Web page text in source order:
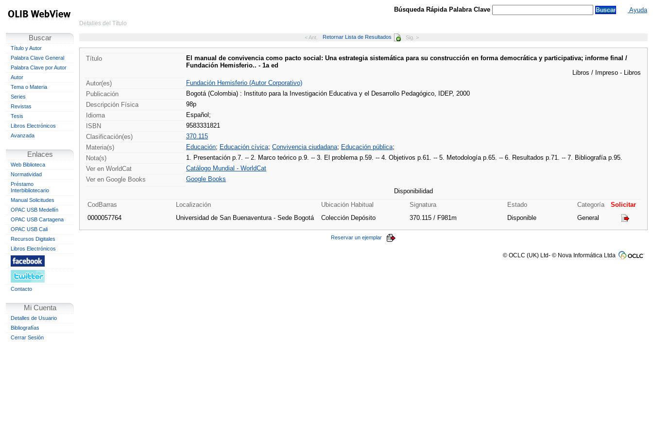
Buscar
Título y Autor
Palabra Clave General
Palabra Clave por Autor
Autor
Tema o Materia
Series
Revistas
Tesis
Libros Electrónicos
Avanzada
Enlaces
Web Biblioteca
Normatividad
Préstamo
Interbibliotecario
Manual Solicitudes
OPAC USB Medellín
OPAC USB Cartagena
OPAC USB Cali
Recursos Digitales
Libros Electrónicos
Contacto
Mi Cuenta
Detalles de Usuario
Bibliografías
Cerrar Sesión
Búsqueda Rápida Palabra Clave Ayuda
Detalles del Título
< Ant. Retornar Lista de Resultados Sig. >
Título
El manual de convivencia como pacto social: Una estrategia sistemática para su construcción en forma democrática y participativa; informe final /
Fundación Hemisferio.. - 1a ed
Libros / Impreso - Libros
Autor(es)
Fundación Hemisferio (Autor Corporativo)
Publicación
Bogotá (Colombia) : Instituto para la Investigación Educativa y el Desarrollo Pedagógico, IDEP, 2000
Descripción Física
98p
Idioma
Español;
ISBN
9583331821
Clasificación(es)
370.115
Materia(s)
Educación; Educación cívica; Convivencia ciudadana; Educación pública;
Nota(s)
1. Presentación p.7. -- 2. Marco teórico p.9. -- 3. El problema p.59. -- 4. Objetivos p.61. -- 5. Metodología p.65. -- 6. Resultados p.71. -- 7. Bibliografía p.95.
Ver en WorldCat
Catálogo Mundial - WorldCat
Ver en Google Books
Google Books
Disponibilidad
CodBarras
Localización Ubicación Habitual Signatura Estado Categoría
Solicitar
0000057764
Universidad de San Buenaventura - Sede Bogotá Colección Depósito 370.115 / F981m Disponible General
Reservar un ejemplar
© OCLC (UK) Ltd- © Nova Informática Ltda